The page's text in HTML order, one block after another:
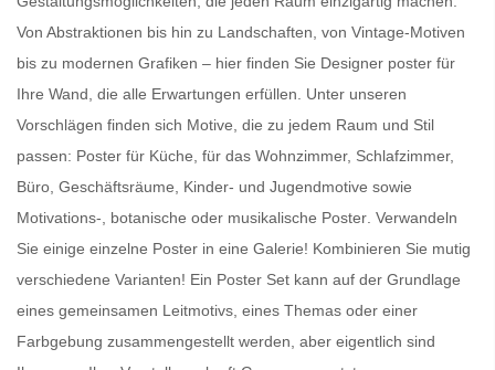
Von Abstraktionen bis hin zu Landschaften, von Vintage-Motiven
bis zu modernen Grafiken – hier finden Sie Designer poster für
Ihre Wand, die alle Erwartungen erfüllen. Unter unseren
Vorschlägen finden sich Motive, die zu jedem Raum und Stil
passen: Poster für Küche, für das Wohnzimmer, Schlafzimmer,
Büro, Geschäftsräume, Kinder- und Jugendmotive sowie
Motivations-, botanische oder musikalische Poster. Verwandeln
Sie einige einzelne Poster in eine Galerie! Kombinieren Sie mutig
verschiedene Varianten! Ein Poster Set kann auf der Grundlage
eines gemeinsamen Leitmotivs, eines Themas oder einer
Farbgebung zusammengestellt werden, aber eigentlich sind